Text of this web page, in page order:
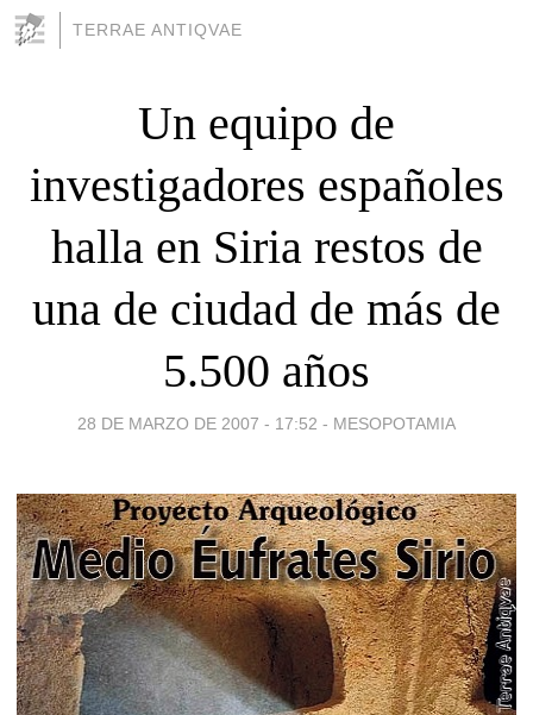
TERRAE ANTIQVAE
Un equipo de
investigadores españoles
halla en Siria restos de
una de ciudad de más de
5.500 años
28 DE MARZO DE 2007 - 17:52 - MESOPOTAMIA